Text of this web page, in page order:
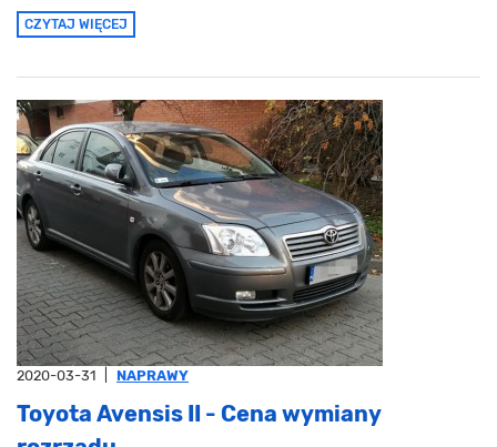
CZYTAJ WIĘCEJ
2020-03-31 NAPRAWY
Toyota Avensis II - Cena wymiany